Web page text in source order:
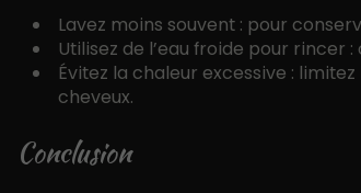
Lavez moins souvent : pour
Utilisez de l’eau froide pour
Évitez la chaleur excessive :
cheveux.
Conclusion